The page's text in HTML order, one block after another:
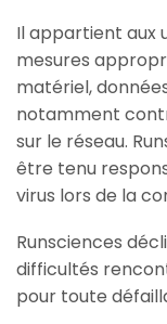
Il appartient aux
mesures
matériel,
notamment
sur le réseau.
être tenu
virus lors de la
Runsciences
difficultés
pour toute